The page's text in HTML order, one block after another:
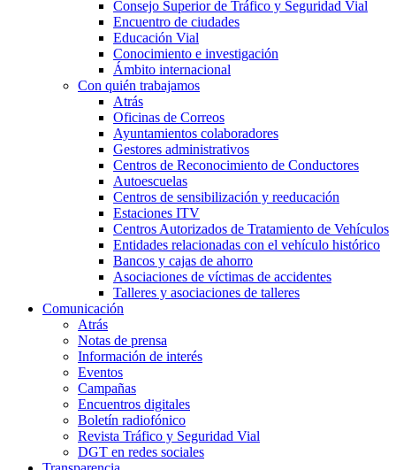
Consejo Superior de Tráfico y Seguridad Vial
Encuentro de ciudades
Educación Vial
Conocimiento e investigación
Ámbito internacional
Con quién trabajamos
Atrás
Oficinas de Correos
Ayuntamientos colaboradores
Gestores administrativos
Centros de Reconocimiento de Conductores
Autoescuelas
Centros de sensibilización y reeducación
Estaciones ITV
Centros Autorizados de Tratamiento de Vehículos
Entidades relacionadas con el vehículo histórico
Bancos y cajas de ahorro
Asociaciones de víctimas de accidentes
Talleres y asociaciones de talleres
Comunicación
Atrás
Notas de prensa
Información de interés
Eventos
Campañas
Encuentros digitales
Boletín radiofónico
Revista Tráfico y Seguridad Vial
DGT en redes sociales